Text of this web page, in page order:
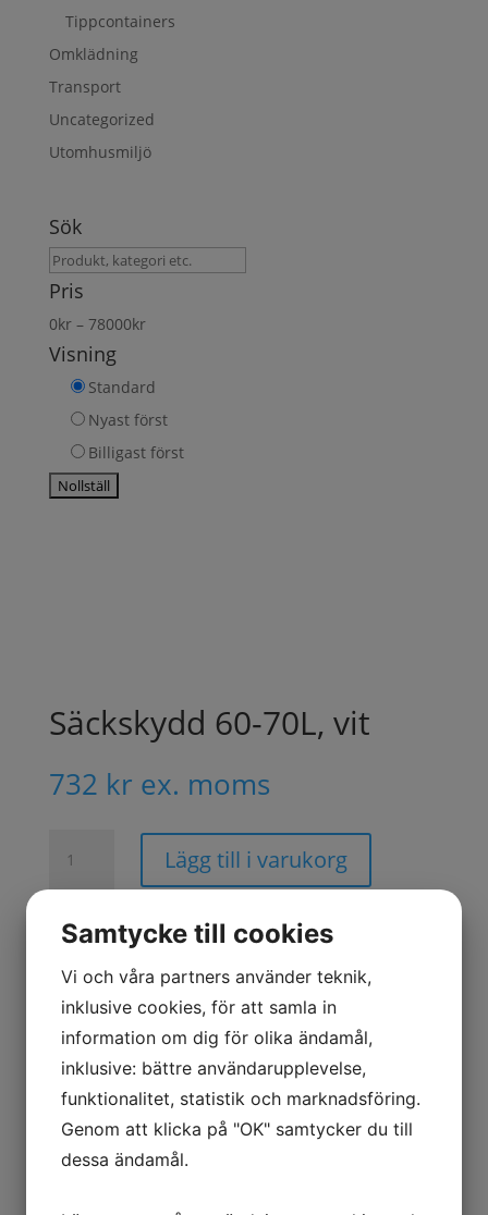
Tippcontainers
Omklädning
Transport
Uncategorized
Utomhusmiljö
Sök
Sök
produkt
Pris
0kr– 78000kr
Visning
Standard
Nyast först
Billigast först
Säckskydd 60-70L, vit
732 kr ex. moms
70L,
mängd
Lägg till i varukorg
Artikelnr:39920 Kategorier:Avfallsbehållare
Miljöhantering
Tillbehör avfallsbehållare
Beskrivning
Mer information
● För 60-70 liters säckar
Samtycke till cookies
Vi och våra partners använder teknik,
inklusive cookies, för att samla in
information om dig för olika ändamål,
inklusive: bättre användarupplevelse,
funktionalitet, statistik och marknadsföring.
Genom att klicka på "OK" samtycker du till
dessa ändamål.